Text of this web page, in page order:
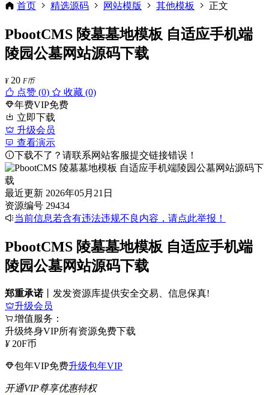
首页 精选源码 网站模版 其他模板 正文
PbootCMS 陵墓墓地模板 自适应手机端
陵园公墓网站源码下载
¥ 20 F币
点赞 (0)
收藏 (0)
年费VIP免费
立即下载
升级会员
查看演示
下载不了？请联系网站客服提交链接错误！
最近更新 2026年05月21日
资源编号 29434
当前信息若含有违法违规不良内容，请点此举报！
PbootCMS 陵墓墓地模板 自适应手机端
陵园公墓网站源码下载
郑重承诺丨发发资源库提供安全交易、信息保真!
升级会员
增值服务：
升级终身VIP所有资源免费下载
¥ 20F币
包年VIP免费升级包年VIP
开通VIP尊享优惠特权